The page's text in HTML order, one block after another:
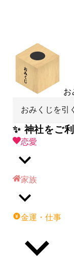
お
おみくじを引く
✨ 神社をご
恋愛
家族
金運・仕事